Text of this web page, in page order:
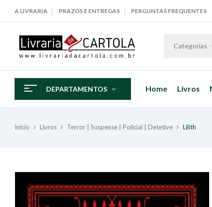
A LIVRARIA PRAZOS E ENTREGAS PERGUNTAS FREQUENTES
Categorias
DEPARTAMENTOS Home Livros
Início Livros Terror | Suspense | Policial | Detetive Lilith